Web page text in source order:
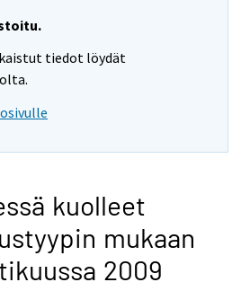
tiedot löydät
kuolleet
mukaan
2009